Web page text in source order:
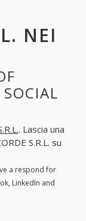
NEI
. Lascia una
S.R.L. su
a respond for
LinkedIn and